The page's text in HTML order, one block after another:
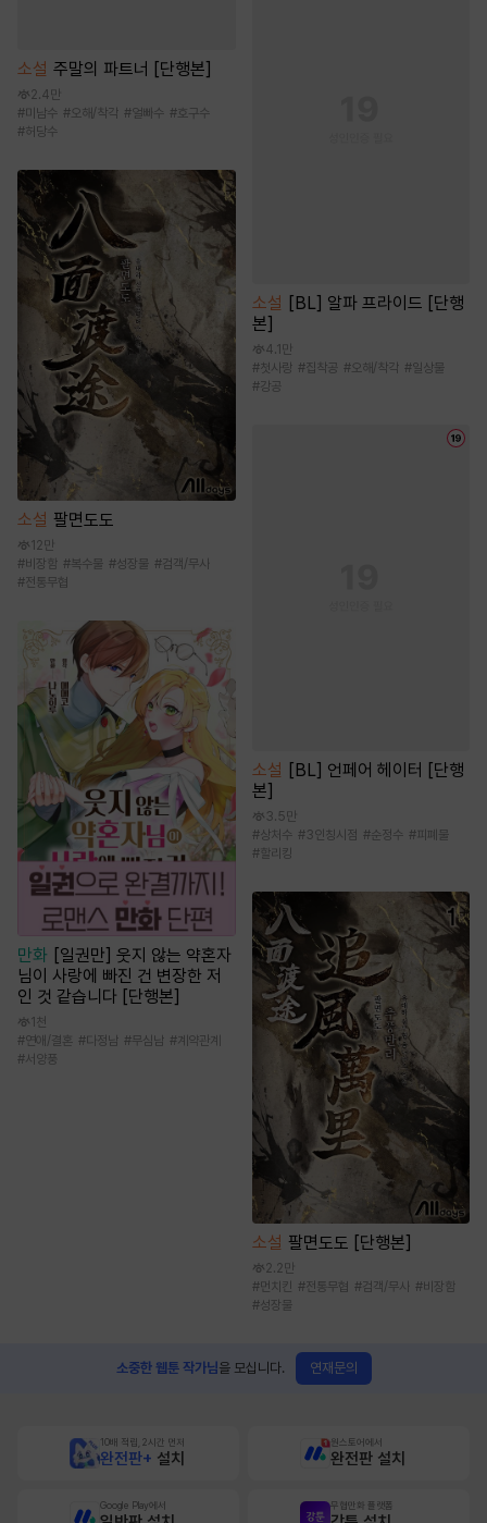
소설 주말의 파트너 [단행본]
2.4만
#미남수 #오해/착각 #얼빠수 #호구수
#허당수
소설 팔면도도
12만
#비장함 #복수물 #성장물 #검객/무사
#전통무협
만화 [일권만] 웃지 않는 약혼자
님이 사랑에 빠진 건 변장한 저
인 것 같습니다 [단행본]
1천
#연애/결혼 #다정남 #무심남 # 계약관계
#서양풍
소설 [BL] 알파 프라이드 [단행
본]
4.1만
#첫사랑 #집착공 #오해/착각 #일상물
#강공
소설
[BL] 언페어 헤이터 [단행
본]
3.5만
#상처수 #3인칭시점 #순정수 #피폐물
#할리킹
소설 팔면도도 [단행본]
2.2만
#먼치킨 #전통무협 #검객/무사 #비장함
#성장물
소중한 웹툰 작가님을 모십니다. 연재문의
10배 적립, 2시간 먼저
완전판+ 설치
원스토어에서
완전판 설치
Google Play에서 무협만화 플랫폼